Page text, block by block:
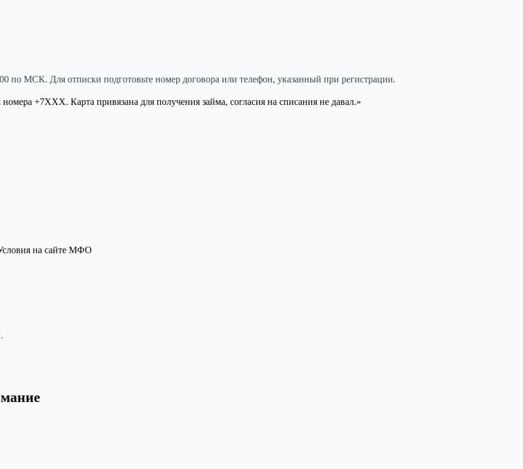
по МСК. Для отписки подготовьте номер договора или телефон, указанный при регистрации.
+7XXX. Карта привязана для получения займа, согласия на списания не давал.»
на сайте МФО